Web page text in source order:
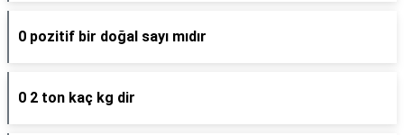
0 pozitif bir doğal sayı mıdır
0 2 ton kaç kg dir